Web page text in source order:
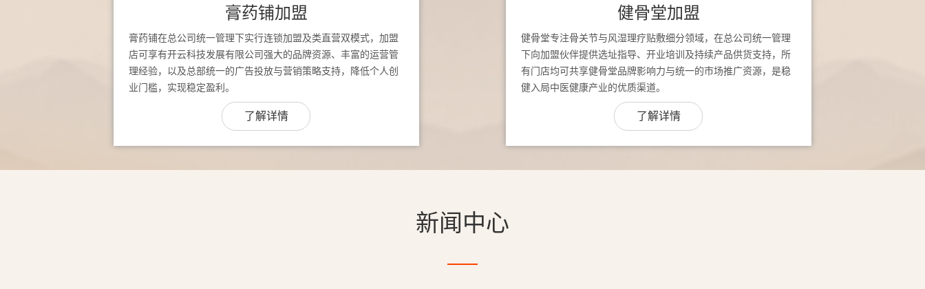
膏药铺加盟
膏药铺在总公司统一管理下实行连锁加盟及类直营双模式，加盟
店可享有开云科技发展有限公司强大的品牌资源、丰富的运营管
理经验，以及总部统一的广告投放与营销策略支持，降低个人创
业门槛，实现稳定盈利。
了解详情
健骨堂加盟
健骨堂专注骨关节与风湿理疗贴敷细分领域，在总公司统一管理
下向加盟伙伴提供选址指导、开业培训及持续产品供货支持，所
有门店均可共享健骨堂品牌影响力与统一的市场推广资源，是稳
健入局中医健康产业的优质渠道。
了解详情
新闻中心